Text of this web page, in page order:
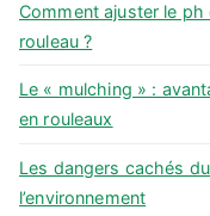
Comment ajuster le ph
rouleau ?
Le « mulching » :
en rouleaux
Les dangers cachés
l’environnement